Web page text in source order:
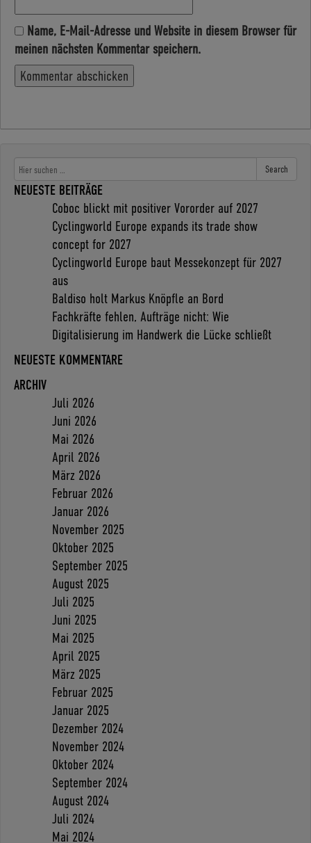
Name, E-Mail-Adresse und Website in diesem Browser für
meinen nächsten Kommentar speichern.
Search
NEUESTE BEITRÄGE
Coboc blickt mit positiver Vororder auf 2027
Cyclingworld Europe expands its trade show
concept for 2027
Cyclingworld Europe baut Messekonzept für 2027
aus
Baldiso holt Markus Knöpfle an Bord
Fachkräfte fehlen, Aufträge nicht: Wie
Digitalisierung im Handwerk die Lücke schließt
NEUESTE KOMMENTARE
ARCHIV
Juli 2026
Juni 2026
Mai 2026
April 2026
März 2026
Februar 2026
Januar 2026
November 2025
Oktober 2025
September 2025
August 2025
Juli 2025
Juni 2025
Mai 2025
April 2025
März 2025
Februar 2025
Januar 2025
Dezember 2024
November 2024
Oktober 2024
September 2024
August 2024
Juli 2024
Mai 2024